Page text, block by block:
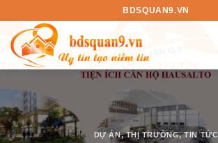
nội
dung
BDSQUAN9.VN
DỰ ÁN,THỊ TRƯỜNG,TIN TỨC